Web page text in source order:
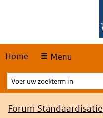
Home Menu
Voer
uw
zoekterm
Kruimelpad
Forum Standaardisatie